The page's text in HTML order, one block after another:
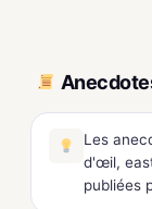
Les
d'œil,
publiées